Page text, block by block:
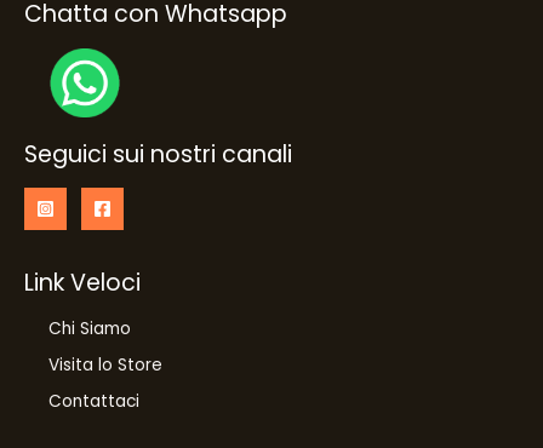
Chatta con Whatsapp
Seguici sui nostri canali
Link Veloci
Chi Siamo
Visita lo Store
Contattaci